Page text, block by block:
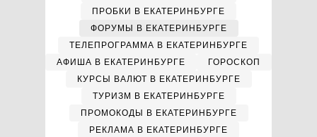
ПРОБКИ В ЕКАТЕРИНБУРГЕ
ФОРУМЫ В ЕКАТЕРИНБУРГЕ
ТЕЛЕПРОГРАММА В ЕКАТЕРИНБУРГЕ
АФИША В ЕКАТЕРИНБУРГЕ
ГОРОСКОП
КУРСЫ ВАЛЮТ В ЕКАТЕРИНБУРГЕ
ТУРИЗМ В ЕКАТЕРИНБУРГЕ
ПРОМОКОДЫ В ЕКАТЕРИНБУРГЕ
РЕКЛАМА В ЕКАТЕРИНБУРГЕ